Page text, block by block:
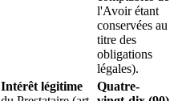
l'Avoir étant
conservées au
titre des
obligations
légales).
Intérêt légitime
Quatre-